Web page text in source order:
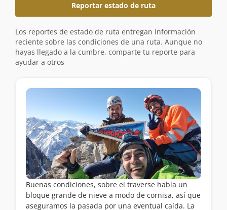
Reportar estado de ruta
Los reportes de estado de ruta entregan información
reciente sobre las condiciones de una ruta. Aunque no
hayas llegado a la cumbre, comparte tu reporte para
ayudar a otros
Buenas condiciones, sobre el traverse había un
bloque grande de nieve a modo de cornisa, así que
aseguramos la pasada por una eventual caída. La